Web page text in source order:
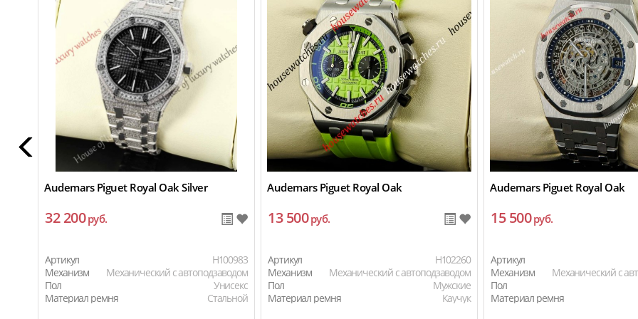
Audemars Piguet Royal Oak Silver
32 200руб.
Артикул
H100983
Механизм
Механический с автоподзаводом
Пол
Унисекс
Материал ремня
Стальной
Audemars Piguet Royal Oak
13 500руб.
Артикул
H102260
Механизм
Механический с автоподзаводом
Пол
Мужские
Материал ремня
Каучук
Audemars Piguet Royal Oak
15 500руб.
Артикул
Механизм
Механический с
Пол
Материал ремня